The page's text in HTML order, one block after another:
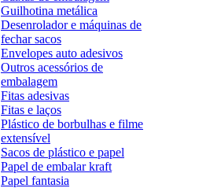
Guilhotina metálica
Desenrolador e máquinas de
fechar sacos
Envelopes auto adesivos
Outros acessórios de
embalagem
Fitas adesivas
Fitas e laços
Plástico de borbulhas e filme
extensível
Sacos de plástico e papel
Papel de embalar kraft
Papel fantasia